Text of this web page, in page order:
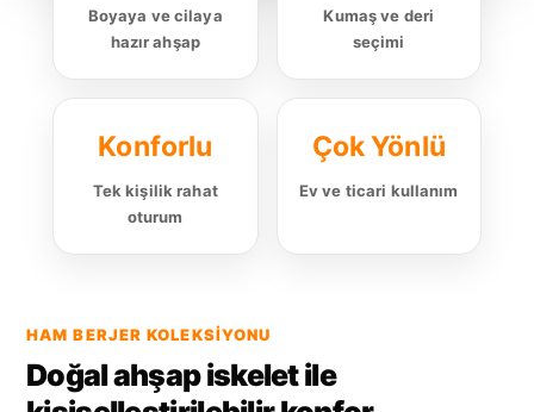
Boyaya ve cilaya
hazır ahşap
Kumaş ve deri
seçimi
Konforlu
Tek kişilik rahat
oturum
Çok Yönlü
Ev ve ticari kullanım
HAM BERJER KOLEKSIYONU
Doğal ahşap iskelet ile